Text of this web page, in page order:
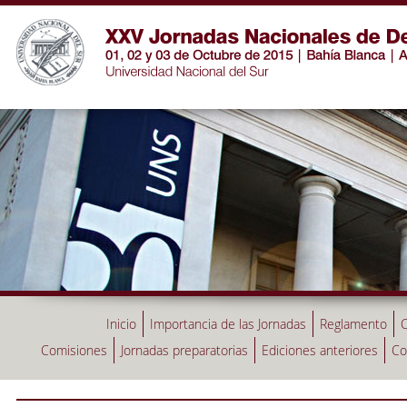
Inicio Importancia de las Jornadas Reglamento
Comisiones
Jornadas preparatorias Ediciones anteriores